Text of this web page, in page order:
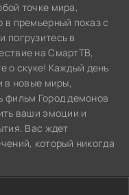
точке мира,
в премьерный показ с
погрузитесь в
на СмартТВ,
о скуке! Каждый день
в новые миры,
фильм Город демонов
ваши эмоции и
Вас ждет
который никогда